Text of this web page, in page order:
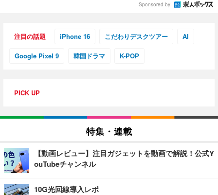
Sponsored by
注目の話題 iPhone 16 こだわりデスクツアー AI
Google Pixel 9 韓国ドラマ K-POP
PICK UP
特集・連載
【動画レビュー】注目ガジェットを動画で解説！公式Y
ouTubeチャンネル
10G光回線導入レポ